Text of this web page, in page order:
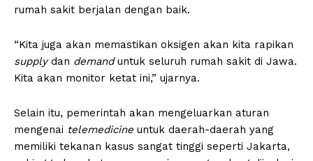
rumah sakit berjalan dengan baik.
“Kita juga akan memastikan oksigen akan kita rapikan
supplydan demanduntuk seluruh rumah sakit di Jawa.
Kita akan monitor ketat ini,” ujarnya.
Selain itu, pemerintah akan mengeluarkan aturan
mengenai telemedicine untuk daerah-daerah yang
memiliki tekanan kasus sangat tinggi seperti Jakarta,